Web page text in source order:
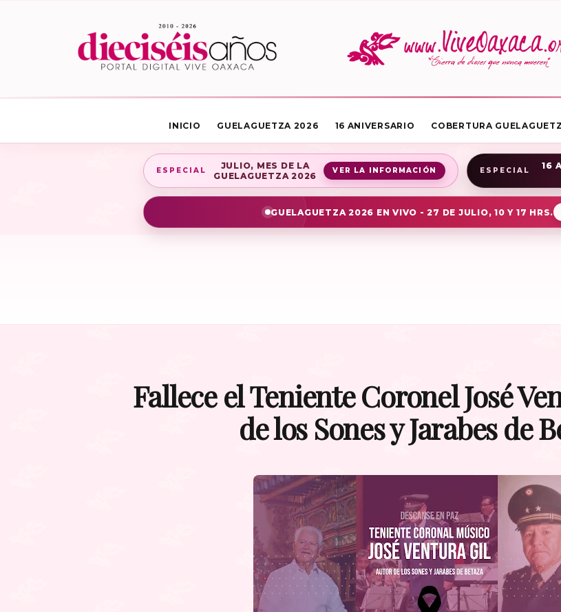
INICIO GUELAGUETZA 2026 16 ANIVERSARIO COBERTURA
ESPECIAL
JULIO, MES DE LA
GUELAGUETZA 2026
VER LA INFORMACIÓN ESPECIAL
16
GUELAGUETZA 2026 EN VIVO - 27 DE JULIO, 10 Y 17 HRS.
Fallece el Teniente Coronel José
de los Sones y Jarabes de